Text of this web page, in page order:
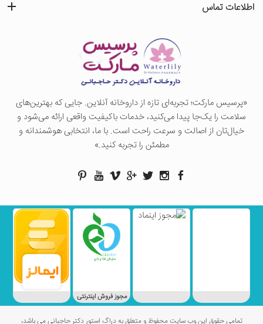
«پرسيس ماركت؛ تجربه‌ای تازه از داروخانه آنلاین. جایی که بهترین‌های
سلامت را یک‌جا پیدا می‌کنید، خدمات باکیفیت واقعی ارائه می‌شود و
خیال‌تان از اصالت و سرعت راحت است. با ما، انتخابی هوشمندانه و
مطمئن را تجربه کنید.»
اطلاعات تماس
مجوز فروش اینترنتی
تمامی حقوق این وب سایت محفوظ و متعلق به دراگ استور دکتر حاجبانی می باشد،